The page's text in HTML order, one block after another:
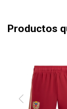
Productos